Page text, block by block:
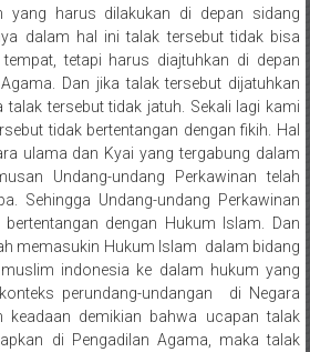
yang harus dilakukan di depan sidang
dalam hal ini talak tersebut tidak bisa
tetapi harus diajtuhkan di depan
Dan jika talak tersebut dijatuhkan
talak tersebut tidak jatuh. Sekali lagi kami
tidak bertentangan dengan fikih. Hal
ulama dan Kyai yang tergabung dalam
Undang-undang Perkawinan telah
Sehingga Undang-undang Perkawinan
dengan Hukum Islam. Dan
memasukin Hukum Islam dalam bidang
indonesia ke dalam hukum yang
perundang-undangan di Negara
keadaan demikian bahwa ucapan talak
di Pengadilan Agama, maka talak